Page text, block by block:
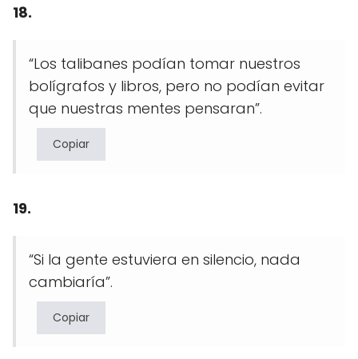
18.
“Los talibanes podían tomar nuestros
bolígrafos y libros, pero no podían evitar
que nuestras mentes pensaran”.
Copiar
19.
“Si la gente estuviera en silencio, nada
cambiaría”.
Copiar